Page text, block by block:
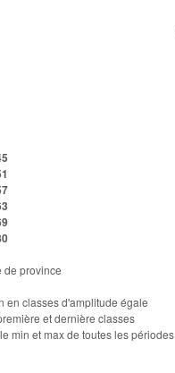
de province
en classes d'amplitude égale​
et dernière classes
min et max de toutes les périodes